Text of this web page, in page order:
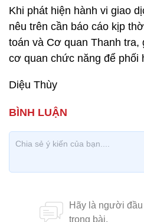
Khi phát hiện hành vi giao
nêu trên cần báo cáo kịp
toán và Cơ quan Thanh tra,
cơ quan chức năng để phối
Diệu Thùy